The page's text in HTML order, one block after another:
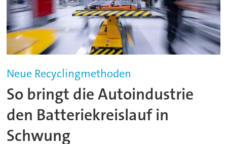
Neue Recyclingmethoden
So bringt die Autoindustrie
den Batteriekreislauf in
Schwung